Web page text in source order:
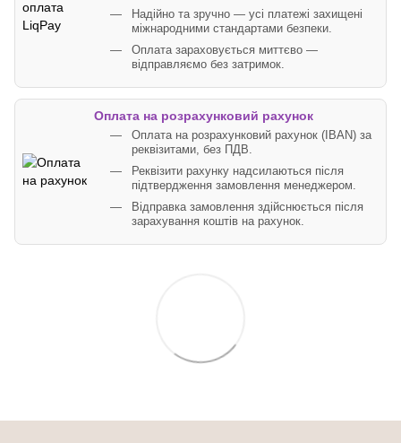
Надійно та зручно — усі платежі захищені
міжнародними стандартами безпеки.
Оплата зараховується миттєво —
відправляємо без затримок.
Оплата на розрахунковий рахунок
Оплата на розрахунковий рахунок (IBAN) за
реквізитами, без ПДВ.
Реквізити рахунку надсилаються після
підтвердження замовлення менеджером.
Відправка замовлення здійснюється після
зарахування коштів на рахунок.